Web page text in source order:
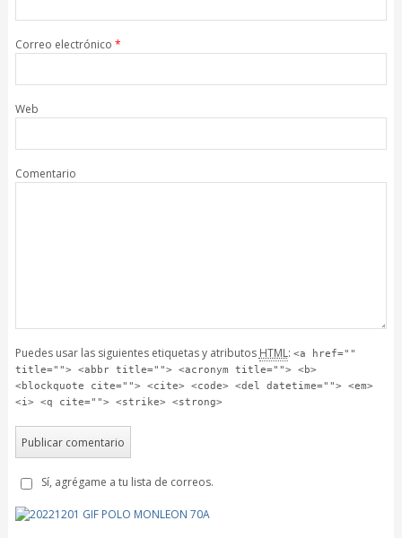
Correo electrónico *
Web
Comentario
Puedes usar las siguientes etiquetas y atributos HTML: <a href=""
title=""> <abbr title=""> <acronym title=""> <b>
<blockquote cite=""> <cite> <code> <del datetime=""> <em>
<i> <q cite=""> <strike> <strong>
Sí, agrégame a tu lista de correos.